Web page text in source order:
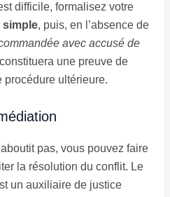
difficile, formalisez votre
, puis, en l’absence de
avec accusé de
une preuve de
procédure ultérieure.
pas, vous pouvez faire
la résolution du conflit. Le
un auxiliaire de justice